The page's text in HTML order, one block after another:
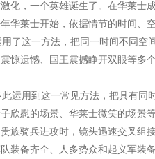
化，一个英雄诞生了。在华莱
华莱士开始，依据情节的时间、
了这一方法，把同一时间不同空
惊遗憾、国王震撼睁开双眼等
运用到这一常见方法，把具有同
欣慰的场景、华莱士微笑的场
族骑兵进攻时，镜头迅速交叉
装备齐全、人多势众和起义军